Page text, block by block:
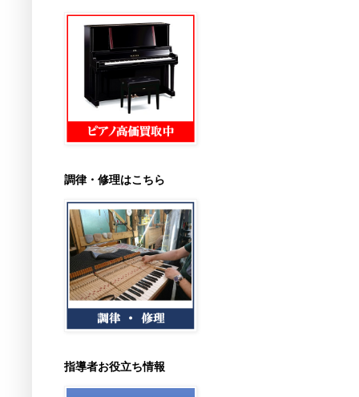
調律・修理はこちら
指導者お役立ち情報